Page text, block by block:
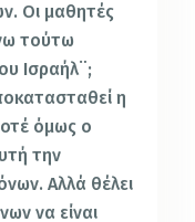
Οι μαθητές
τούτω
Ισραήλ¨;
η
όμως ο
την
Αλλά θέλει
να είναι